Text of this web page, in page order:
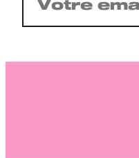
mail
(Nécessaire)